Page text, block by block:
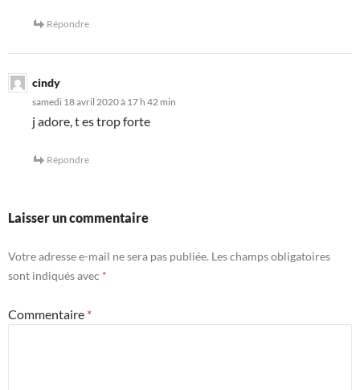
Répondre
cindy
samedi 18 avril 2020 à 17 h 42 min
j adore, t es trop forte
Répondre
Laisser un commentaire
Votre adresse e-mail ne sera pas publiée. Les champs obligatoires
sont indiqués avec *
Commentaire *